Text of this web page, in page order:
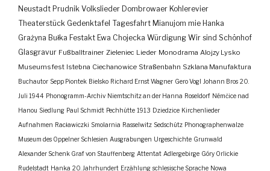
Neustadt Prudnik Volkslieder Dombrowaer Kohlerevier
Theaterstück Gedenktafel Tagesfahrt Mianujom mie Hanka
Grażyna Bułka Festakt Ewa Chojecka Würdigung Wir sind Schönhof
Glasgravur Fußballtrainer Zieleniec Lieder Monodrama Alojzy Lysko
Museumsfest Istebna Ciechanowice Straßenbahn Szklana Manufaktura
Buchautor Sepp Piontek Bielsko Richard Ernst Wagner Gero Vogl Johann Bros 20.
Juli 1944 Phonogramm-Archiv Niemtschitz an der Hanna Roseldorf Némčice nad
Hanou Siedlung Paul Schmidt Pechhütte 1913 Dziedzice Kirchenlieder
Aufnahmen Racławiczki Smolarnia Rasselwitz Sedschütz Phonographenwalze
Museum des Oppelner Schlesien Ausgrabungen Urgeschichte Grunwald
Alexander Schenk Graf von Stauffenberg Attentat Adlergebirge Góry Orlickie
Rudelstadt Hanka 20. Jahrhundert Erzählung schlesische Sprache Nowa